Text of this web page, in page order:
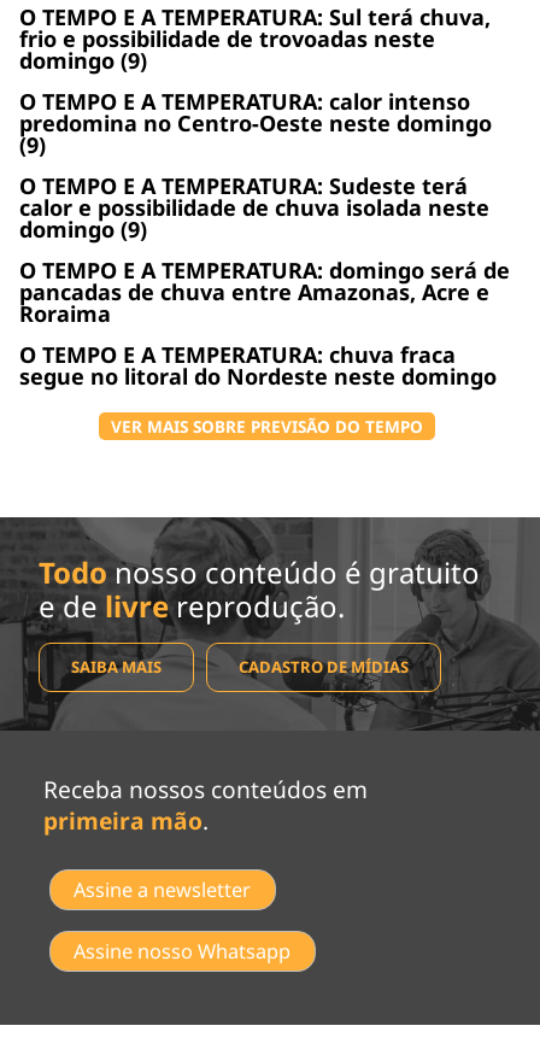
O TEMPO E A TEMPERATURA: Sul terá chuva,
frio e possibilidade de trovoadas neste
domingo (9)
O TEMPO E A TEMPERATURA: calor intenso
predomina no Centro-Oeste neste domingo
(9)
O TEMPO E A TEMPERATURA: Sudeste terá
calor e possibilidade de chuva isolada neste
domingo (9)
O TEMPO E A TEMPERATURA: domingo será de
pancadas de chuva entre Amazonas, Acre e
Roraima
O TEMPO E A TEMPERATURA: chuva fraca
segue no litoral do Nordeste neste domingo
VER MAIS SOBRE PREVISÃO DO TEMPO
Todo nosso conteúdo é gratuito
e de livrereprodução.
SAIBA MAIS CADASTRO DE MÍDIAS
Receba nossos conteúdos em
primeira mão.
Assine a newsletter
Assine nosso Whatsapp